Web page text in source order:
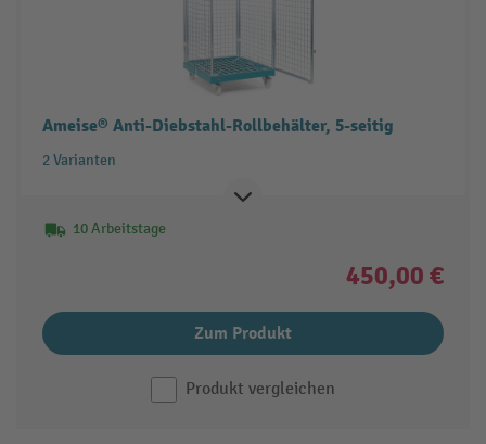
Ameise® Anti-Diebstahl-Rollbehälter, 5-seitig
2 Varianten
10 Arbeitstage
450,00 €
Zum Produkt
Produkt vergleichen